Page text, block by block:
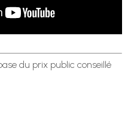
du prix public conseillé